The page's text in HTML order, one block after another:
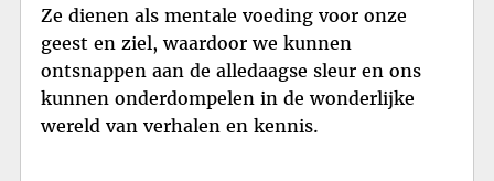
Ze dienen als mentale voeding voor onze
geest en ziel, waardoor we kunnen
ontsnappen aan de alledaagse sleur en ons
kunnen onderdompelen in de wonderlijke
wereld van verhalen en kennis.